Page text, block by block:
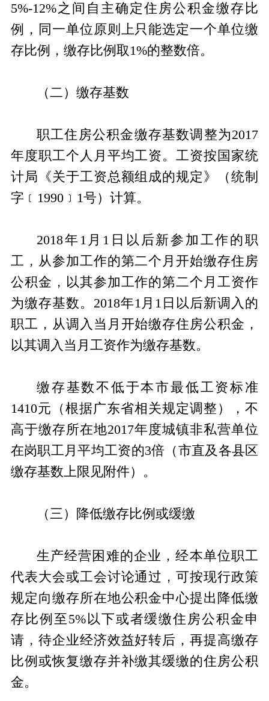
5%-12%之间自主确定住房公积金缴存比
例，同一单位原则上只能选定一个单位缴
存比例，缴存比例取1%的整数倍。
（二）缴存基数
职工住房公积金缴存基数调整为2017
年度职工个人月平均工资。工资按国家统
计局《关于工资总额组成的规定》（统制
字﹝1990﹞1号）计算。
2018年1月1日以后新参加工作的职
工，从参加工作的第二个月开始缴存住房
公积金，以其参加工作的第二个月工资作
为缴存基数。2018年1月1日以后新调入的
职工，从调入当月开始缴存住房公积金，
以其调入当月工资作为缴存基数。
缴存基数不低于本市最低工资标准
1410元（根据广东省相关规定调整），不
高于缴存所在地2017年度城镇非私营单位
在岗职工月平均工资的3倍（市直及各县区
缴存基数上限见附件）。
（三）降低缴存比例或缓缴
生产经营困难的企业，经本单位职工
代表大会或工会讨论通过，可按现行政策
规定向缴存所在地公积金中心提出降低缴
存比例至5%以下或者缓缴住房公积金申
请，待企业经济效益好转后，再提高缴存
比例或恢复缴存并补缴其缓缴的住房公积
金。